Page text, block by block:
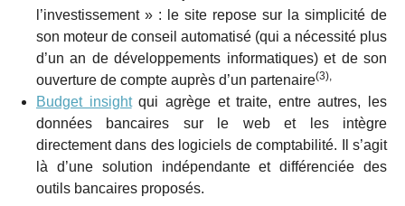
l’investissement » : le site repose sur la simplicité de
son moteur de conseil automatisé (qui a nécessité plus
d’un an de développements informatiques) et de son
ouverture de compte auprès d’un partenaire(3),
Budget insightqui agrège et traite, entre autres, les
données bancaires sur le web et les intègre
directement dans des logiciels de comptabilité. Il s’agit
là d’une solution indépendante et différenciée des
outils bancaires proposés.